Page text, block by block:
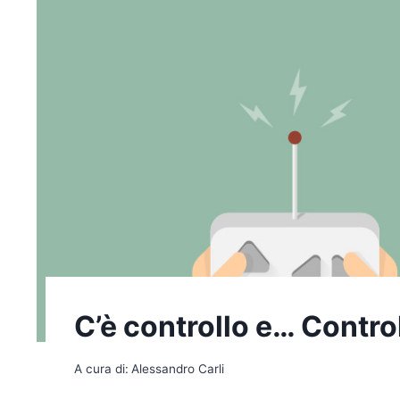
C’è controllo e…
A cura di: Alessandro Carli